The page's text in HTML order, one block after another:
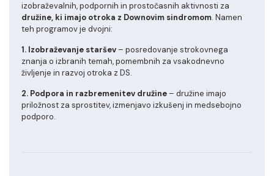
izobraževalnih, podpornih in prostočasnih aktivnosti za
družine, ki imajo otroka z Downovim sindromom. Namen
teh programov je dvojni:
1. Izobraževanje staršev – posredovanje strokovnega
znanja o izbranih temah, pomembnih za vsakodnevno
življenje in razvoj otroka z DS.
2. Podpora in razbremenitev družine – družine imajo
priložnost za sprostitev, izmenjavo izkušenj in medsebojno
podporo.